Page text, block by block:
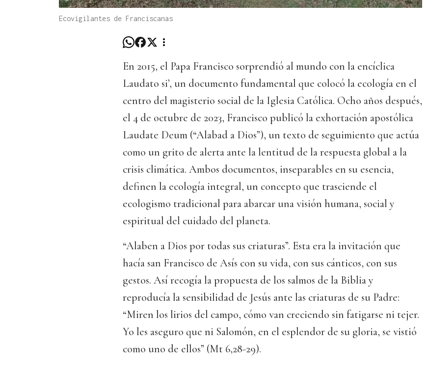
Ecovigilantes de Franciscanas
En 2015, el Papa Francisco sorprendió al mundo con la encíclica
Laudato si’, un documento fundamental que colocó la ecología en el
centro del magisterio social de la Iglesia Católica. Ocho años después,
el 4 de octubre de 2023, Francisco publicó la exhortación apostólica
Laudate Deum (“Alabad a Dios”), un texto de seguimiento que actúa
como un grito de alerta ante la lentitud de la respuesta global a la
crisis climática. Ambos documentos, inseparables en su esencia,
definen la ecología integral, un concepto que trasciende el
ecologismo tradicional para abarcar una visión humana, social y
espiritual del cuidado del planeta.
“Alaben a Dios por todas sus criaturas”. Esta era la invitación que
hacía san Francisco de Asís con su vida, con sus cánticos, con sus
gestos. Así recogía la propuesta de los salmos de la Biblia y
reproducía la sensibilidad de Jesús ante las criaturas de su Padre:
“Miren los lirios del campo, cómo van creciendo sin fatigarse ni tejer.
Yo les aseguro que ni Salomón, en el esplendor de su gloria, se vistió
como uno de ellos” (Mt 6,28-29).